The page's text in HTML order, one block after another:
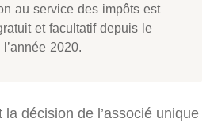
au service des impôts est
et facultatif depuis le
2020.
décision de l’associé unique